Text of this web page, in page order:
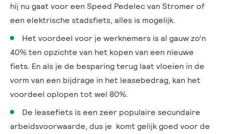
hij nu gaat voor een Speed Pedelec van Stromer of
een elektrische stadsfiets, alles is mogelijk.
Het voordeel voor je werknemers is al gauw zo’n
40% ten opzichte van het kopen van een nieuwe
fiets. En als je de besparing terug laat vloeien in de
vorm van een bijdrage in het leasebedrag, kan het
voordeel oplopen tot wel 80%.
De leasefiets is een zeer populaire secundaire
arbeidsvoorwaarde, dus je komt gelijk goed voor de